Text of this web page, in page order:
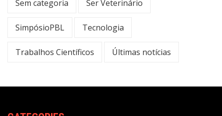
Sem categoria Ser Veterinário
SimpósioPBL Tecnologia
Trabalhos Científicos Últimas notícias